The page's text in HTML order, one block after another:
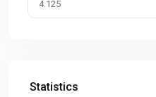
Statistics